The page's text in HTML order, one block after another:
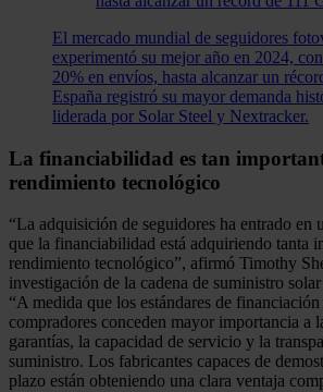
El mercado mundial de seguidores
experimentó su mejor año en 2024,
20% en envíos, hasta alcanzar un
España registró su mayor demanda
liderada por Solar Steel y Nextracker.
La financiabilidad es tan
rendimiento tecnológico
“La adquisición de seguidores ha entrado en
que la financiabilidad está adquiriendo tanta
rendimiento tecnológico”, afirmó Timothy
investigación de la cadena de suministro
“A medida que los estándares de
compradores conceden mayor importancia a
garantías, la capacidad de servicio y la
suministro. Los fabricantes capaces de
plazo están obteniendo una clara ventaja